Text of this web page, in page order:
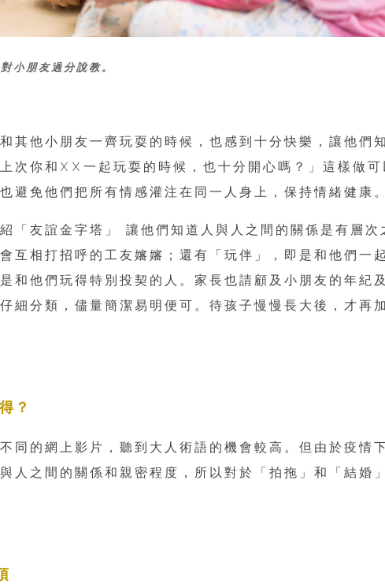
小朋友過分說教。
其他小朋友一齊玩耍的時候，也感到十分快樂，讓他們知
次你和XX一起玩耍的時候，也十分開心嗎？」這樣做可
避免他們把所有情感灌注在同一人身上，保持情緒健康。
「友誼金字塔」 讓他們知道人與人之間的關係是有層次
互相打招呼的工友嬸嬸；還有「玩伴」，即是和他們一起
和他們玩得特別投契的人。家長也請顧及小朋友的年紀及
細分類，儘量簡潔易明便可。待孩子慢慢長大後，才再加
？
同的網上影片，聽到大人術語的機會較高。但由於疫情
人之間的關係和親密程度，所以對於「拍拖」和「結婚」